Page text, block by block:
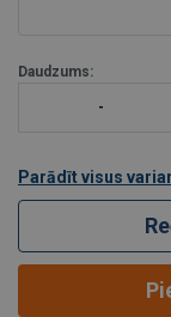
Daudzums:
Parādīt visus